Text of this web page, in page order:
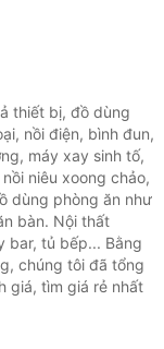
thiết bị, đồ dùng
nồi điện, bình đun,
máy xay sinh tố,
niêu xoong chảo,
dùng phòng ăn như
bàn. Nội thất
bar, tủ bếp... Bằng
chúng tôi đã tổng
giá, tìm giá rẻ nhất